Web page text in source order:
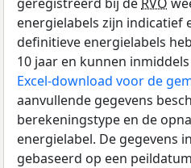
energielabels zijn indicatief
definitieve energielabels
10 jaar en kunnen
Excel-download voor de
aanvullende gegevens
berekeningstype en de
energielabel. De gegevens
gebaseerd op een